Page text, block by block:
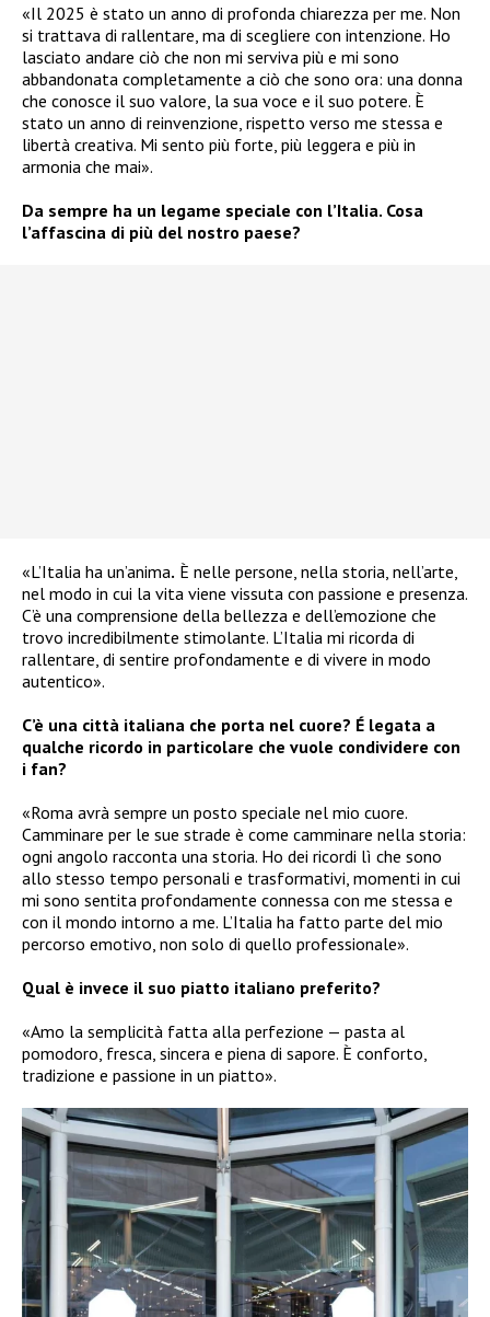
«Il 2025 è stato un anno di profonda chiarezza per me. Non
si trattava di rallentare, ma di scegliere con intenzione. Ho
lasciato andare ciò che non mi serviva più e mi sono
abbandonata completamente a ciò che sono ora: una donna
che conosce il suo valore, la sua voce e il suo potere. È
stato un anno di reinvenzione, rispetto verso me stessa e
libertà creativa. Mi sento più forte, più leggera e più in
armonia che mai».
Da sempre ha un legame speciale con l’Italia. Cosa
l’affascina di più del nostro paese?
«L’Italia ha un’anima. È nelle persone, nella storia, nell’arte,
nel modo in cui la vita viene vissuta con passione e presenza.
C’è una comprensione della bellezza e dell’emozione che
trovo incredibilmente stimolante. L’Italia mi ricorda di
rallentare, di sentire profondamente e di vivere in modo
autentico».
C’è una città italiana che porta nel cuore? É legata a
qualche ricordo in particolare che vuole condividere con
i fan?
«Roma avrà sempre un posto speciale nel mio cuore.
Camminare per le sue strade è come camminare nella storia:
ogni angolo racconta una storia. Ho dei ricordi lì che sono
allo stesso tempo personali e trasformativi, momenti in cui
mi sono sentita profondamente connessa con me stessa e
con il mondo intorno a me. L’Italia ha fatto parte del mio
percorso emotivo, non solo di quello professionale».
Qual è invece il suo piatto italiano preferito?
«Amo la semplicità fatta alla perfezione — pasta al
pomodoro, fresca, sincera e piena di sapore. È conforto,
tradizione e passione in un piatto».